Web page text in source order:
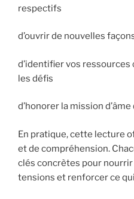
respectifs
d’ouvrir de nouvelles
d’identifier vos
les défis
d’honorer la mission
En pratique, cette lecture
et de compréhension.
clés concrètes pour
tensions et renforcer ce